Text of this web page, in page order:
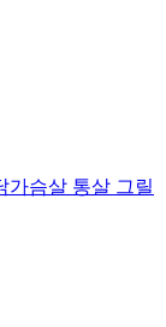
가슴살 통살 그릴